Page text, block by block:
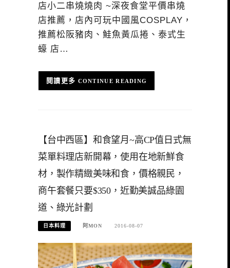
店小二串燒燒肉 ~深夜食堂平價串燒
店推薦，店內可玩中國風COSPLAY，
推薦松阪豬肉、鮭魚黃瓜捲、泰式生
蠔 店…
CONTINUE READING
【台中西區】和食望月~高CP值日式無
菜單料理店新開幕，使用在地新鮮食
材，製作精緻美味和食，價格親民，
商午套餐只要$350，近勤美誠品綠園
道、綠光計劃
日本料理 阿MON 2016-08-07